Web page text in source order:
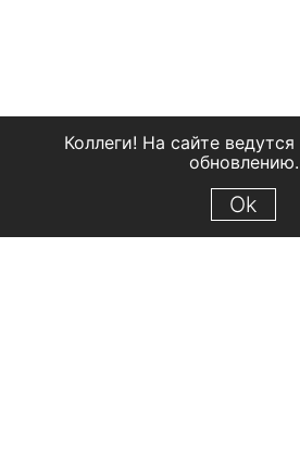
Коллеги! На сайте
обновлению.
Ok